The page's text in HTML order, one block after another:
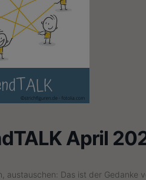
April
austauschen: Das ist der Gedanke